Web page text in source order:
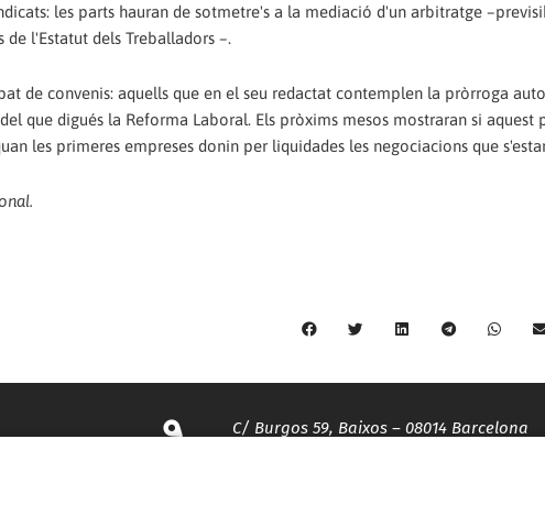
les parts hauran de sotmetre's a la mediació d'un arbitratge
l'Estatut dels Treballadors –.
de convenis: aquells que en el seu redactat contemplen la pròrroga
que digués la Reforma Laboral. Els pròxims mesos mostraran si aquest
les primeres empreses donin per liquidades les negociacions que
C/ Burgos 59, Baixos – 08014 Barcelona